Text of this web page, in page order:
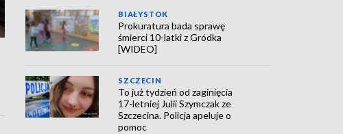
BIAŁYSTOK
Prokuratura bada sprawę
śmierci 10-latki z Gródka
[WIDEO]
SZCZECIN
To już tydzień od zaginięcia
17-letniej Julii Szymczak ze
Szczecina. Policja apeluje o
pomoc